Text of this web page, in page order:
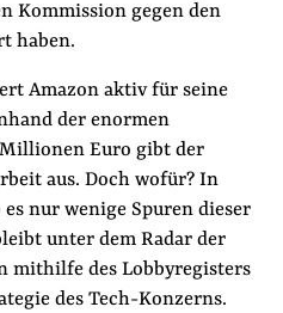
Kommission gegen den
haben.
Amazon aktiv für seine
der enormen
Millionen Euro gibt der
aus. Doch wofür? In
nur wenige Spuren dieser
unter dem Radar der
mithilfe des Lobbyregisters
des Tech-Konzerns.